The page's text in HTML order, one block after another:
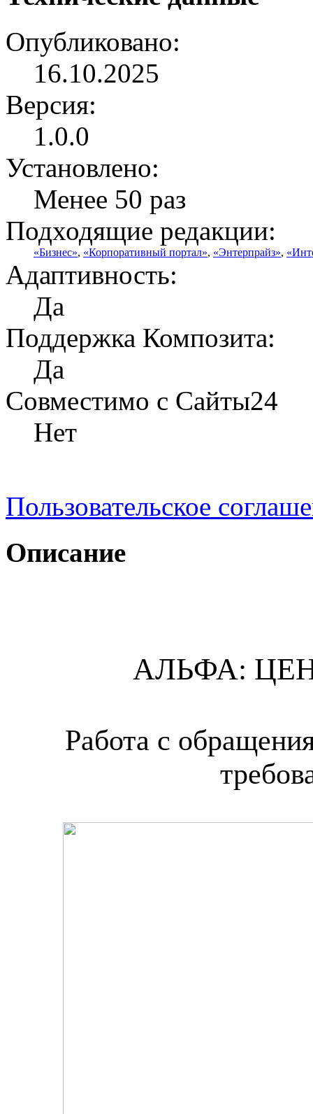
Опубликовано:
16.10.2025
Версия:
1.0.0
Установлено:
Менее 50 раз
Подходящие редакции:
«Бизнес», «Корпоративный портал», «Энтерпрайз»,
Адаптивность:
Да
Поддержка Композита:
Да
Совместимо с Сайты24
Нет
Пользовательское
Описание
АЛЬФА:
Работа с